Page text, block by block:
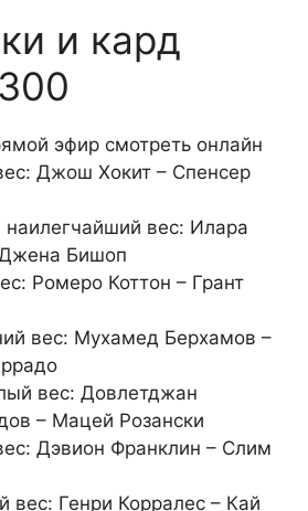
и кард
Джош Хокит – Спенсер
вес: Илара
Бишоп
Ромеро Коттон – Грант
вес: Мухамед Берхамов –
вес: Довлетджан
– Мацей Розански
Дэвион Франклин – Слим
вес: Генри Корралес – Кай